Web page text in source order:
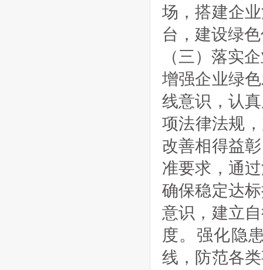
场，搭建企
台，建设绿
（三）落实
增强企业绿
线意识，认
项法律法规
改善相得益
准要求，通
确保稳定达
意识，建立
度。强化隐
线，防范各